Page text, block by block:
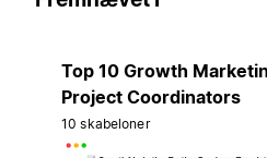
Top 10 Growth
Project Coordinators
10 skabeloner